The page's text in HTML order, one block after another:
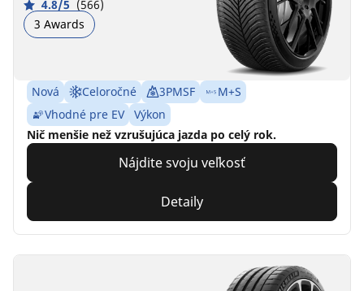
4.8/5 (566)
3 Awards
Nová Celoročné 3PMSF
M+S
Vhodné pre EV
Výkon
Nič menšie než vzrušujúca jazda po celý rok.
Nájdite svoju veľkosť
Detaily